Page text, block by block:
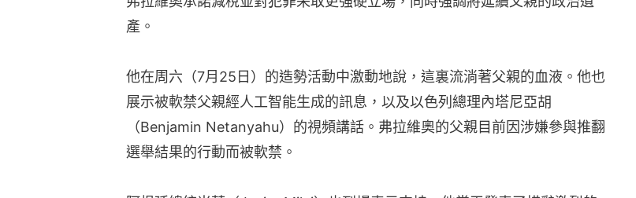
產。
他在周六（7月25日）的造勢活動中激動地說，這裏流淌著父親的血液。他也
展示被軟禁父親經人工智能生成的訊息，以及以色列總理內塔尼亞胡
（Benjamin Netanyahu）的視頻講話。弗拉維奧的父親目前因涉嫌參與推翻
選舉結果的行動而被軟禁。